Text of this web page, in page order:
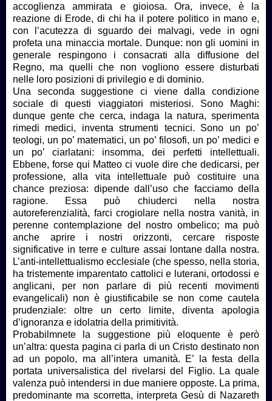
accoglienza ammirata e gioiosa. Ora, invece, è la
reazione di Erode, di chi ha il potere politico in mano e,
con l’acutezza di sguardo dei malvagi, vede in ogni
profeta una minaccia mortale. Dunque: non gli uomini in
generale respingono i consacrati alla diffusione del
Regno, ma quelli che non vogliono essere disturbati
nelle loro posizioni di privilegio e di dominio.
Una seconda suggestione ci viene dalla condizione
sociale di questi viaggiatori misteriosi. Sono Maghi:
dunque gente che cerca, indaga la natura, sperimenta
rimedi medici, inventa strumenti tecnici. Sono un po’
teologi, un po’ matematici, un po’ filosofi, un po’ medici e
un po’ ciarlatani: insomma, dei perfetti intellettuali.
Ebbene, forse qui Matteo ci vuole dire che dedicarsi, per
professione, alla vita intellettuale può costituire una
chance preziosa: dipende dall’uso che facciamo della
ragione. Essa può chiuderci nella nostra
autoreferenzialità, farci crogiolare nella nostra vanità, in
perenne contemplazione del nostro ombelico; ma può
anche aprire i nostri orizzonti, cercare risposte
significative in terre e culture assai lontane dalla nostra.
L’anti-intellettualismo ecclesiale (che spesso, nella storia,
ha tristemente imparentato cattolici e luterani, ortodossi e
anglicani, per non parlare di più recenti movimenti
evangelicali) non è giustificabile se non come cautela
prudenziale: oltre un certo limite, diventa apologia
d’ignoranza e idolatria della primitività.
Probabilmnete la suggestione più eloquente è però
un’altra: questa pagina ci parla di un Cristo destinato non
ad un popolo, ma all’intera umanità. E’ la festa della
portata universalistica del rivelarsi del Figlio. La quale
valenza può intendersi in due maniere opposte. La prima,
predominante ma scorretta, interpreta Gesù di Nazareth